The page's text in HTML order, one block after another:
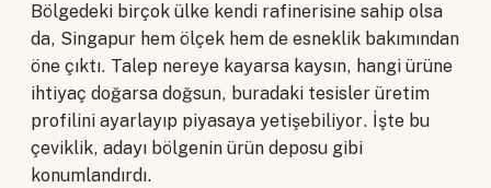
Bölgedeki birçok ülke kendi rafinerisine sahip olsa
da, Singapur hem ölçek hem de esneklik bakımından
öne çıktı. Talep nereye kayarsa kaysın, hangi ürüne
ihtiyaç doğarsa doğsun, buradaki tesisler üretim
profilini ayarlayıp piyasaya yetişebiliyor. İşte bu
çeviklik, adayı bölgenin ürün deposu gibi
konumlandırdı.